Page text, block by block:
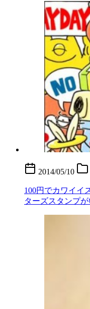
2014/05/10
100円でカワイイ
ターズスタンプ